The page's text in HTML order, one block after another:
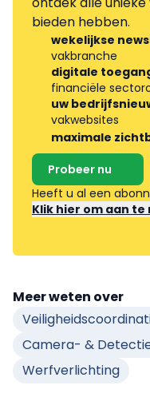
bieden hebben.
wekelijkse
vakbranche
digitale
financiële
uw
vakwebsites
maximale
Probeer nu
Heeft u al een
Klik hier om aan te
Meer weten over
Camera- &
Werfverlichting